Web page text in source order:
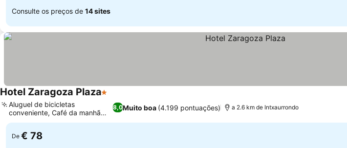
Consulte os preços de 14 sites
Hotel Zaragoza Plaza1 Estrelas
8,0Muito boa (4.199 pontuações)
Aluguel de bicicletas
conveniente, Café da manhã
buffet diário
a 2.6 km de Intxaurrondo
De € 78